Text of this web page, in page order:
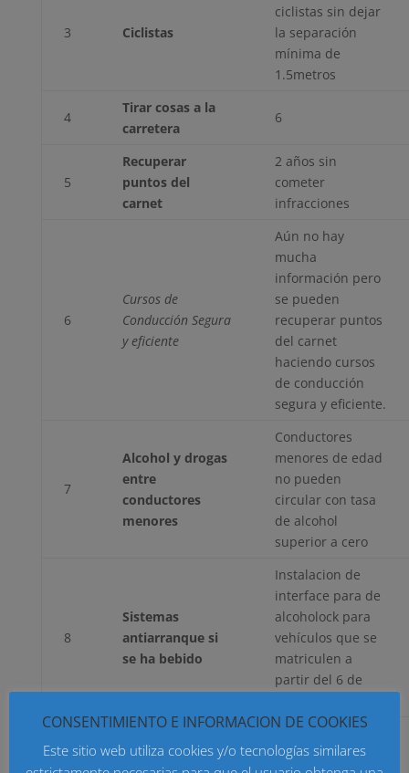
3 Ciclistas
ciclistas sin dejar
la separación
mínima de
1.5metros
4
Tirar cosas a la
carretera
6
5
Recuperar
puntos del
carnet
2 años sin
cometer
infracciones
6
Cursos de
Conducción Segura
y eficiente
Aún no hay
mucha
información pero
se pueden
recuperar puntos
del carnet
haciendo cursos
de conducción
segura y eficiente.
7
Alcohol y drogas
entre
conductores
menores
Conductores
menores de edad
no pueden
circular con tasa
de alcohol
superior a cero
8
Sistemas
antiarranque si
se ha bebido
Instalacion de
interface para de
alcoholock para
vehículos que se
matriculen a
partir del 6 de
Elimina la
posibilidad de
CONSENTIMIENTO E INFORMACION DE COOKIES
Este sitio web utiliza cookies y/o tecnologías similares